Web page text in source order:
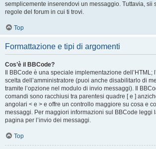
semplicemente inserendovi un messaggio. Tuttavia, sii
regole del forum in cui ti trovi.
Top
Formattazione e tipi di argomenti
Cos’è il BBCode?
Il BBCode è una speciale implementazione dell’HTML;
scelta dell’amministratore (puoi anche disabilitarlo di
tramite l’opzione nel modulo di invio messaggi). Il
comandi sono racchiusi tra parentesi quadre [ e ]
angolari < e > e offre un controllo maggiore su cosa e
messaggi. Per maggiori informazioni sul BBCode leggi
pagina per l’invio dei messaggi.
Top